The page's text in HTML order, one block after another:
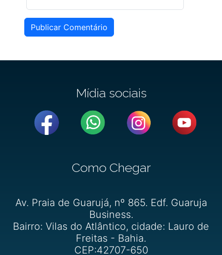
Publicar Comentário
Mídia sociais
Como Chegar
Av. Praia de Guarujá, nº 865. Edf. Guaruja
Business.
Bairro: Vilas do Atlântico, cidade: Lauro de
Freitas - Bahia.
CEP:42707-650